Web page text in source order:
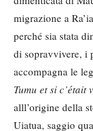
migrazione a
perché sia stata
di sopravvivere, i
accompagna le
Tumu et si c’était
alll’origine della
Uiatua, saggio